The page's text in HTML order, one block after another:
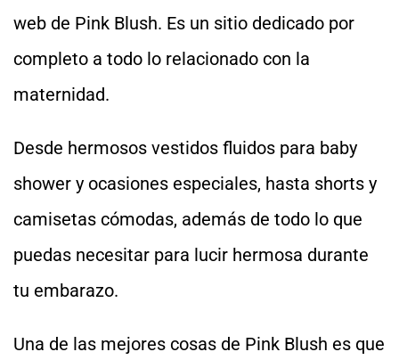
web de Pink Blush. Es un sitio dedicado por
completo a todo lo relacionado con la
maternidad.
Desde hermosos vestidos fluidos para baby
shower y ocasiones especiales, hasta shorts y
camisetas cómodas, además de todo lo que
puedas necesitar para lucir hermosa durante
tu embarazo.
Una de las mejores cosas de Pink Blush es que